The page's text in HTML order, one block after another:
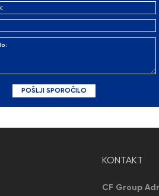
KONTAKT
CF Group